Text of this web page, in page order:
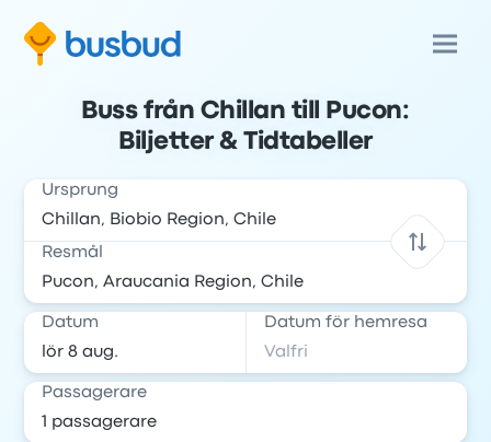
Buss från Chillan till Pucon:
Biljetter & Tidtabeller
Ursprung
Resmål
Datum Datum för hemresa
Passagerare